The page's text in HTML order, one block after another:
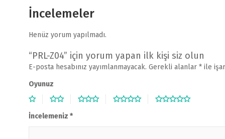
İncelemeler
Henüz yorum yapılmadı.
“PRL-Z04” için yorum yapan ilk kişi siz olun
E-posta hesabınız yayımlanmayacak. Gerekli alanlar * ile
Oyunuz
İncelemeniz *